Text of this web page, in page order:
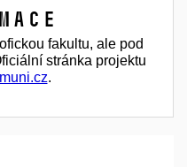
fakultu, ale pod
stránka projektu
.